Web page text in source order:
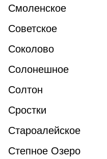
Смоленское
Советское
Соколово
Солонешное
Солтон
Сростки
Староалейское
Степное Озеро